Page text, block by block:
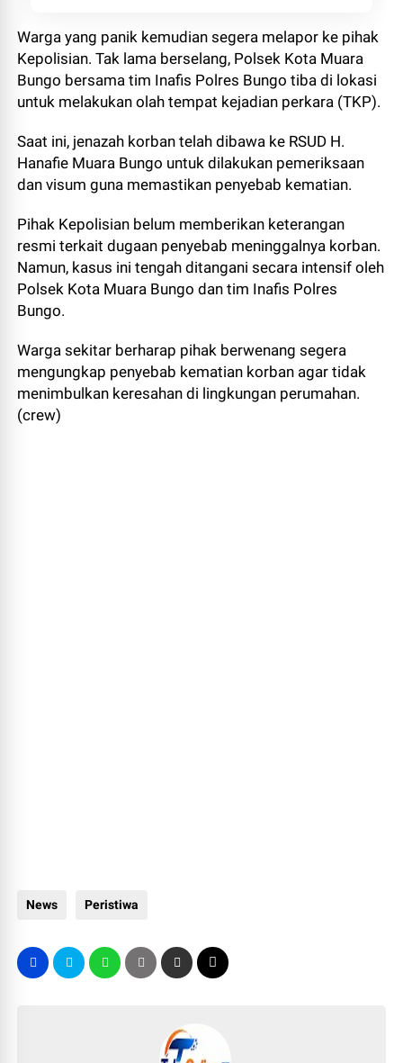
Warga yang panik kemudian segera melapor ke pihak
Kepolisian. Tak lama berselang, Polsek Kota Muara
Bungo bersama tim Inafis Polres Bungo tiba di lokasi
untuk melakukan olah tempat kejadian perkara (TKP).
Saat ini, jenazah korban telah dibawa ke RSUD H.
Hanafie Muara Bungo untuk dilakukan pemeriksaan
dan visum guna memastikan penyebab kematian.
Pihak Kepolisian belum memberikan keterangan
resmi terkait dugaan penyebab meninggalnya korban.
Namun, kasus ini tengah ditangani secara intensif oleh
Polsek Kota Muara Bungo dan tim Inafis Polres
Bungo.
Warga sekitar berharap pihak berwenang segera
mengungkap penyebab kematian korban agar tidak
menimbulkan keresahan di lingkungan perumahan.
(crew)
News Peristiwa